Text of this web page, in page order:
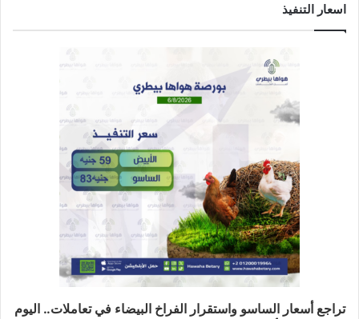
اسعار التنفيذ
تراجع أسعار الساسو واستقرار الفراخ البيضاء في تعاملات.. اليوم